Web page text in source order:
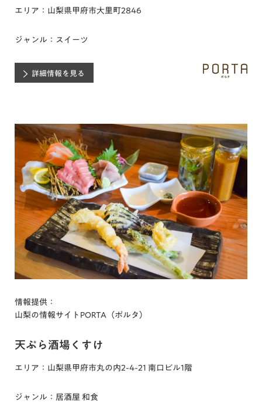
エリア：山梨県甲府市大里町2846
ジャンル：スイーツ
詳細情報を見る
情報提供：
山梨の情報サイトPORTA（ポルタ）
天ぷら酒場くすけ
エリア：山梨県甲府市丸の内2-4-21 南口ビル1階
ジャンル：居酒屋 和食